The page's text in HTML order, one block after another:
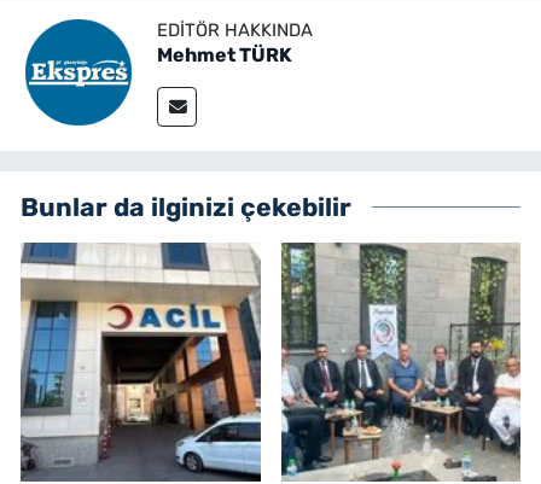
EDITÖR HAKKINDA
Mehmet TÜRK
Bunlar da ilginizi çekebilir